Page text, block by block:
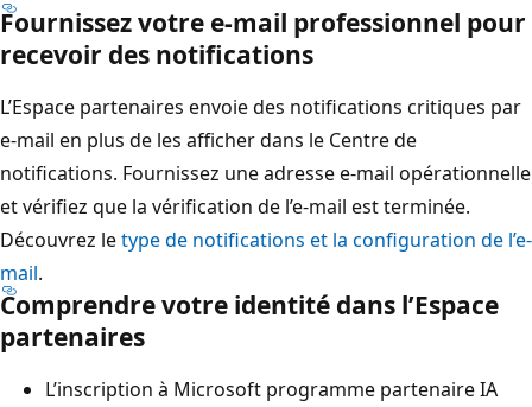
Fournissez votre e-mail professionnel pour
recevoir des notifications
L’Espace partenaires envoie des notifications critiques par
e-mail en plus de les afficher dans le Centre de
notifications. Fournissez une adresse e-mail opérationnelle
et vérifiez que la vérification de l’e-mail est terminée.
Découvrez letype de notifications et la configuration de l’e-
mail.
Comprendre votre identité dans l’Espace
partenaires
L’inscription à Microsoft programme partenaire IA